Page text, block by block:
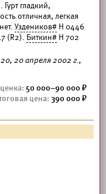
гладкий,
отличная, легкая
нет. Уздеников# Н 0446
(R2). Биткин# Н 702
20 апреля 2002 г.,
50 000–90 000
390 000